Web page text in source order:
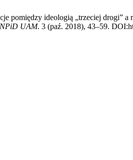
pomiędzy ideologią „trzeciej drogi”
UAM. 3 (paź. 2018), 43–59.